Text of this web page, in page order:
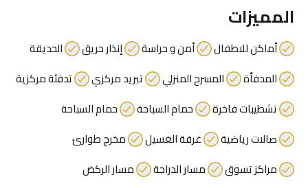
المميزات
أماكن للاطفال أمن و حراسة إنذار حريق
الحديقة
المدفأة
المسرح المنزلي تبريد مركزي
تدفئة مركزية
تشطيبات فاخرة
حمام السباحة
حمام السباحة
صالات رياضية
غرفة الغسيل
مخرج طوارئ
مراكز تسوق
مسار الدراجة
مسار الركض